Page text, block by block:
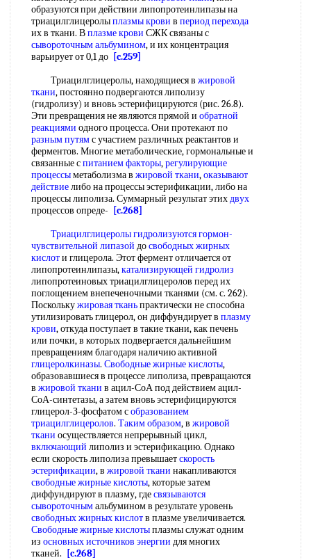
образуются при действии липопротеинлипазы на
триацилглицеролыплазмы крови в период перехода
их в ткани. Вплазме крови СЖК связаны с
сывороточным альбумином, и их концентрация
варьирует от 0,1 до [c.259]
Триацилглицеролы, находящиеся в жировой
ткани, постоянно подвергаются липолизу
(гидролизу) и вновь эстерифицируются (рис. 26.8).
Эти превращения не являются прямой и обратной
реакциями одного процесса. Они протекают по
разным путямс участием различных реактантов и
ферментов. Многие метаболические, гормональные и
связанные спитанием факторы,регулирующие
процессыметаболизма в жировой ткани,оказывают
действиелибо на процессы эстерификации, либо на
процессы липолиза. Суммарный результат этихдвух
процессов опреде-
[c.268]
Триацилглицеролы гидролизуютсягормон-
чувствительной липазой досвободных жирных
кислоти глицерола. Этот фермент отличается от
липопротеинлипазы,катализирующей гидролиз
липопротеиновых триацилглицеролов перед их
поглощением внепеченочными тканями (см. с. 262).
Посколькужировая тканьпрактически не способна
утилизировать глицерол, он диффундирует в плазму
крови, откуда поступает в такие ткани, как печень
или почки, в которых подвергается дальнейшим
превращениям благодаря наличию активной
глицеролкиназы. Свободные жирные кислоты,
образовавшиеся в процессе липолиза, превращаются
в жировой ткани в ацил-СоА под действием ацил-
СоА-синтетазы, а затем вновь эстерифицируются
глицерол-З-фосфатом собразованием
триацилглицеролов. Таким образом, в жировой
ткани осуществляется непрерывный цикл,
включающий липолиз и эстерификацию. Однако
если скорость липолиза превышаетскорость
эстерификации, в жировой ткани накапливаются
свободные жирные кислоты, которые затем
диффундируют в плазму, гдесвязываются
сывороточнымальбумином в результате уровень
свободных жирных кислотв плазме увеличивается.
Свободные жирные кислотыплазмы служат одним
из основных источников энергии для многих
тканей.
[c.268]